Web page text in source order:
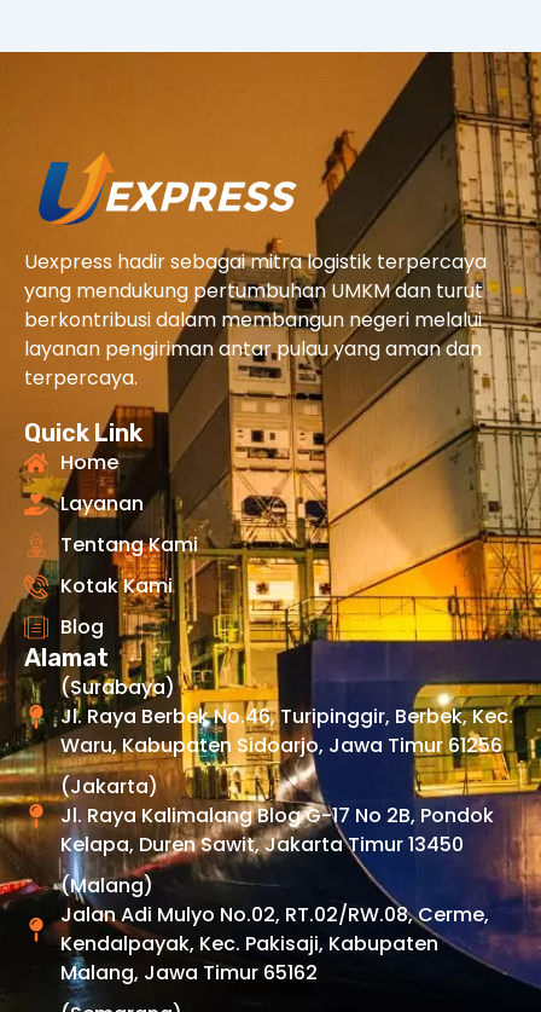
Uexpress hadir sebagai mitra logistik terpercaya
yang mendukung pertumbuhan UMKM dan turut
berkontribusi dalam membangun negeri melalui
layanan pengiriman antar pulau yang aman dan
terpercaya.
Quick Link
Home
Layanan
Tentang Kami
Kotak Kami
Blog
Alamat
(Surabaya)
Jl. Raya Berbek No.46, Turipinggir, Berbek, Kec.
Waru, Kabupaten Sidoarjo, Jawa Timur 61256
(Jakarta)
Jl. Raya Kalimalang Blog G-17 No 2B, Pondok
Kelapa, Duren Sawit, Jakarta Timur 13450
(Malang)
Jalan Adi Mulyo No.02, RT.02/RW.08, Cerme,
Kendalpayak, Kec. Pakisaji, Kabupaten
Malang, Jawa Timur 65162